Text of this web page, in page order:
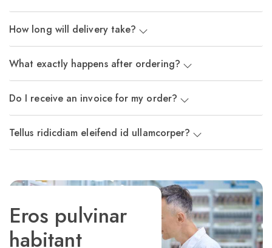
How long will delivery take?
What exactly happens after ordering?
Do I receive an invoice for my order?
Tellus ridicdiam eleifend id ullamcorper?
Eros pulvinar
habitant